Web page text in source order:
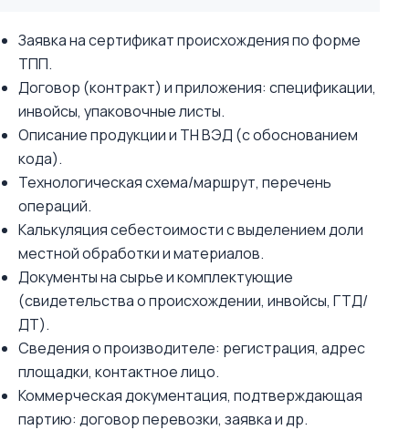
Заявка на сертификат происхождения по форме
ТПП.
Договор (контракт) и приложения: спецификации,
инвойсы, упаковочные листы.
Описание продукции и ТН ВЭД (с обоснованием
кода).
Технологическая схема/маршрут, перечень
операций.
Калькуляция себестоимости с выделением доли
местной обработки и материалов.
Документы на сырье и комплектующие
(свидетельства о происхождении, инвойсы, ГТД/
ДТ).
Сведения о производителе: регистрация, адрес
площадки, контактное лицо.
Коммерческая документация, подтверждающая
партию: договор перевозки, заявка и др.